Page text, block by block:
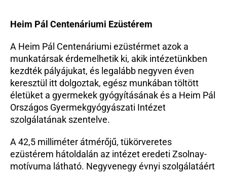
Heim Pál Centenáriumi Ezüstérem
A Heim Pál Centenáriumi ezüstérmet azok a
munkatársak érdemelhetik ki, akik intézetünkben
kezdték pályájukat, és legalább negyven éven
keresztül itt dolgoztak, egész munkában töltött
életüket a gyermekek gyógyításának és a Heim Pál
Országos Gyermekgyógyászati Intézet
szolgálatának szentelve.
A 42,5 milliméter átmérőjű, tükörveretes
ezüstérem hátoldalán az intézet eredeti Zsolnay-
motívuma látható. Negyvenegy évnyi szolgálatáért